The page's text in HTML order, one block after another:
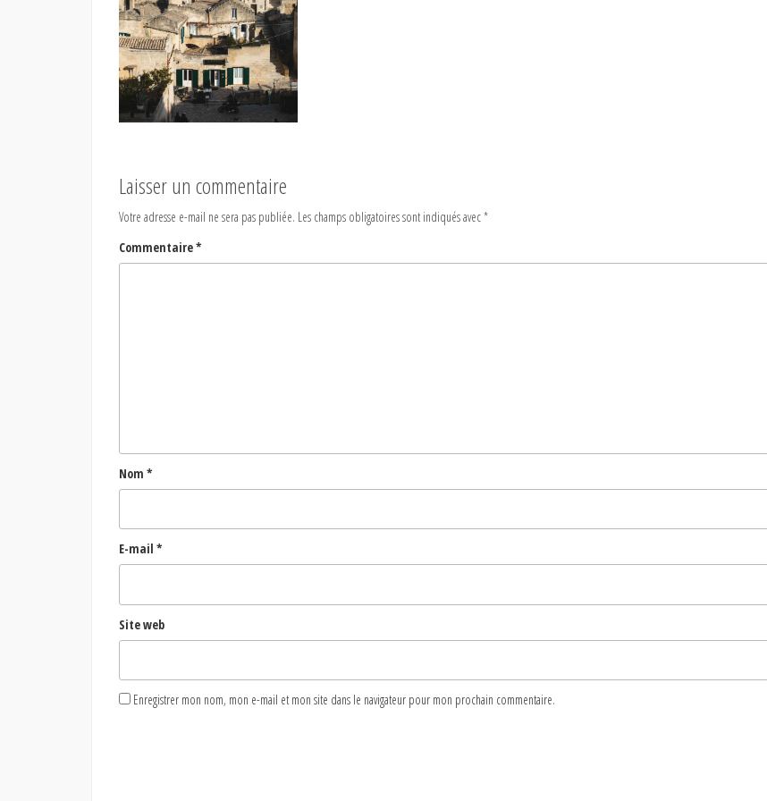
Laisser un commentaire
Votre adresse e-mail ne sera pas publiée. Les champs obligatoires sont indiqués avec*
Commentaire*
Nom *
E-mail *
Site web
Enregistrer mon nom, mon e-mail et mon site dans le navigateur pour mon prochain commentaire.